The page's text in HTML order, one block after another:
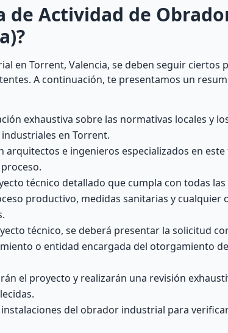
de Actividad de
en Torrent, Valencia, se deben seguir ciertos
A continuación, te presentamos un
exhaustiva sobre las normativas locales y
en Torrent.
e ingenieros especializados en este
técnico detallado que cumpla con todas
productivo, medidas sanitarias y cualquier
técnico, se deberá presentar la solicitud
o entidad encargada del otorgamiento
el proyecto y realizarán una revisión
del obrador industrial para